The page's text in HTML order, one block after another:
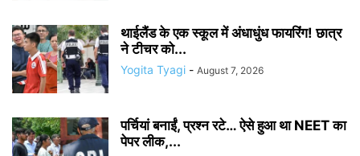
थाईलैंड के एक स्कूल में अंधाधुंध फायरिंग! छात्र
ने टीचर को...
Yogita Tyagi - August 7, 2026
पर्चियां बनाईं, प्रश्न रटे… ऐसे हुआ था NEET का
पेपर लीक,...